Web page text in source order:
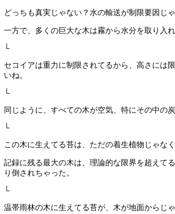
どっちも真実じゃない？水の輸送が制限要因じ
一方で、多くの巨大な木は霧から水分を取り入
└
セコイアは重力に制限されてるから、高さには
いね。
└
同じように、すべての木が空気、特にその中の
└
この木に生えてる苔は、ただの着生植物じゃな
記録に残る最大の木は、理論的な限界を超えて
り倒されちゃった。
└
温帯雨林の木に生えてる苔が、木が地面からじ